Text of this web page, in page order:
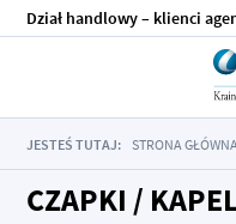
Dział handlowy – klienci
JESTEŚ TUTAJ: STRONA
CZAPKI /